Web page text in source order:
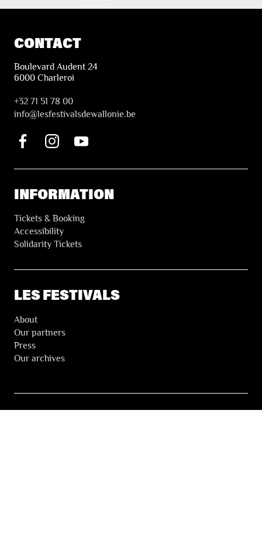
CONTACT
Boulevard Audent 24
6000 Charleroi
+32 71 51 78 00
info@lesfestivalsdewallonie.be
INFORMATION
Tickets & Booking
Accessibility
Solidarity Tickets
LES FESTIVALS
About
Our partners
Press
Our archives